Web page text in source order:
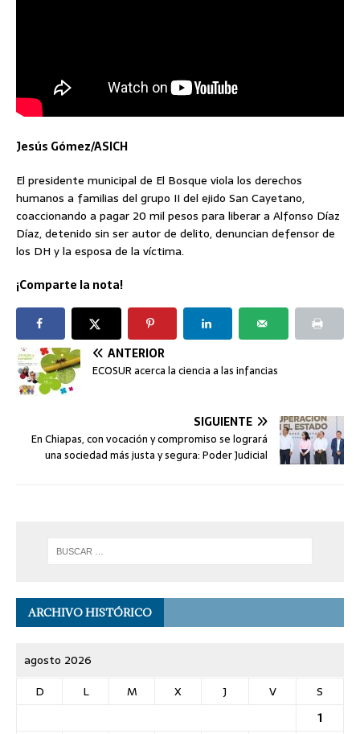
Jesús Gómez/ASICH
El presidente municipal de El Bosque viola los derechos
humanos a familias del grupo II del ejido San Cayetano,
coaccionando a pagar 20 mil pesos para liberar a Alfonso Díaz
Díaz, detenido sin ser autor de delito, denuncian defensor de
los DH y la esposa de la víctima.
¡Comparte la nota!
ANTERIOR
ECOSUR acerca la ciencia a las infancias
SIGUIENTE
En Chiapas, con vocación y compromiso se logrará
una sociedad más justa y segura: Poder Judicial
ARCHIVO HISTÓRICO
agosto 2026
D
L M X J V
S
1